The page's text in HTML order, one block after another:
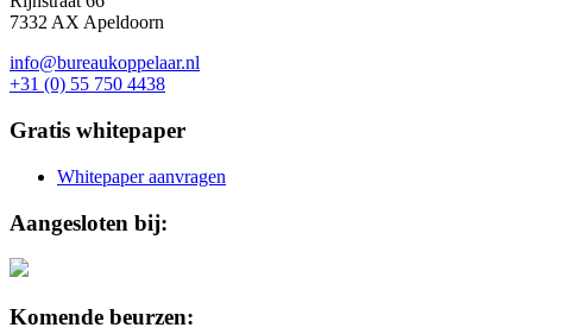
7332 AX Apeldoorn
info@bureaukoppelaar.nl
+31 (0) 55 750 4438
Gratis whitepaper
Whitepaper aanvragen
Aangesloten bij:
Komende beurzen: